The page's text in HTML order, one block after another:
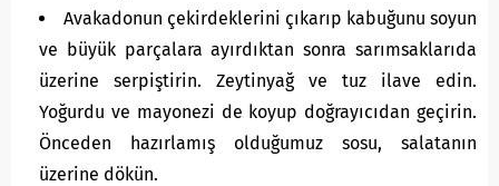
Avakadonun çekirdeklerini çıkarıp kabuğunu soyun
ve büyük parçalara ayırdıktan sonra sarımsaklarıda
üzerine serpiştirin. Zeytinyağ ve tuz ilave edin.
Yoğurdu ve mayonezi de koyup doğrayıcıdan geçirin.
Önceden hazırlamış olduğumuz sosu, salatanın
üzerine dökün.